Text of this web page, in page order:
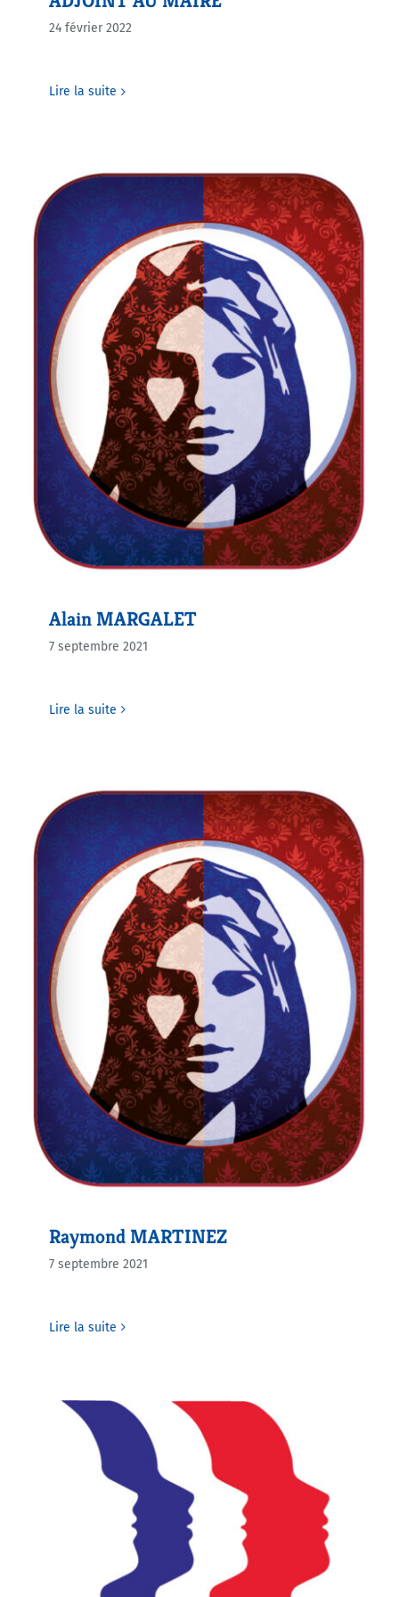
24 février 2022
Lire la suite
Alain MARGALET
7 septembre 2021
Lire la suite
Raymond MARTINEZ
7 septembre 2021
Lire la suite